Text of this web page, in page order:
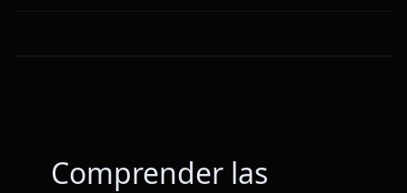
Comprender las